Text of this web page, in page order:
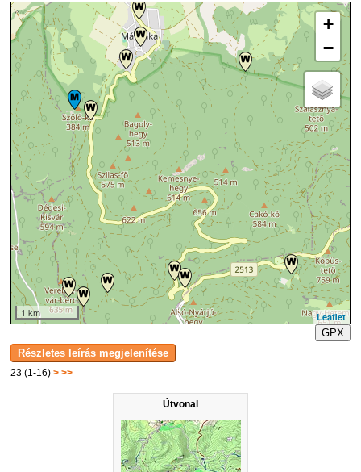
23 (1-16)> >>
Útvonal
+
−
1 km
Leaflet
GPX